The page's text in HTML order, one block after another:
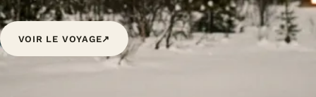
VOIR LE VOYAGE↗